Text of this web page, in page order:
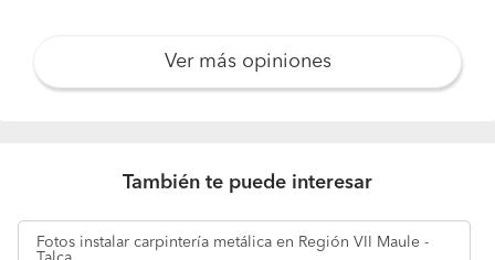
Ver más opiniones
También te puede interesar
Fotos instalar carpintería metálica en Región VII Maule -